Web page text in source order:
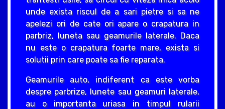
unde exista riscul de a sari pietre si sa ne
apelezi ori de cate ori apare o crapatura in
parbriz, luneta sau geamurile laterale. Daca
nu este o crapatura foarte mare, exista si
solutii prin care poate sa fie reparata.
Geamurile auto, indiferent ca este vorba
despre parbrize, lunete sau geamuri laterale,
au o importanta uriasa in timpul rularii